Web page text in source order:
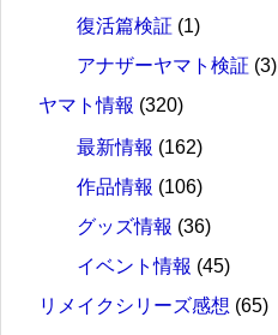
復活篇検証 (1)
アナザーヤマト検証 (3)
ヤマト情報 (320)
最新情報 (162)
作品情報 (106)
グッズ情報 (36)
イベント情報 (45)
リメイクシリーズ感想 (65)